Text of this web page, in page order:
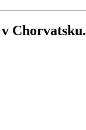
Chorvatsku.